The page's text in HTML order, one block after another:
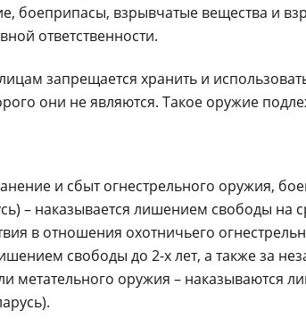
боеприпасы, взрывчатые вещества и
ответственности.
запрещается хранить и
они не являются. Такое оружие
и сбыт огнестрельного оружия,
– наказывается лишением свободы на
в отношения охотничьего
свободы до 2-х лет, а также за
метательного оружия – наказываются